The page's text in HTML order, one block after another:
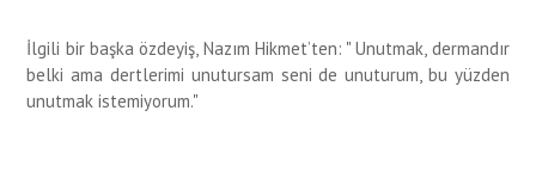
İlgili bir başka özdeyiş, Nazım Hikmet’ten: "Unutmak, dermandır
belki ama dertlerimi unutursam seni de unuturum, bu yüzden
unutmak istemiyorum."